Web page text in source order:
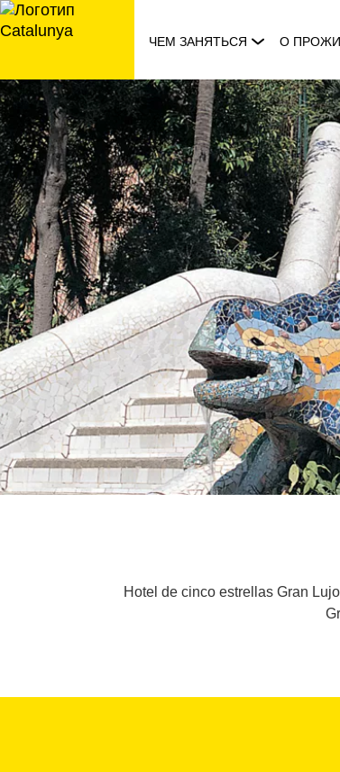
перейти
к
ЧЕМ ЗАНЯТЬСЯ О
Hotel de cinco estrellas Gran